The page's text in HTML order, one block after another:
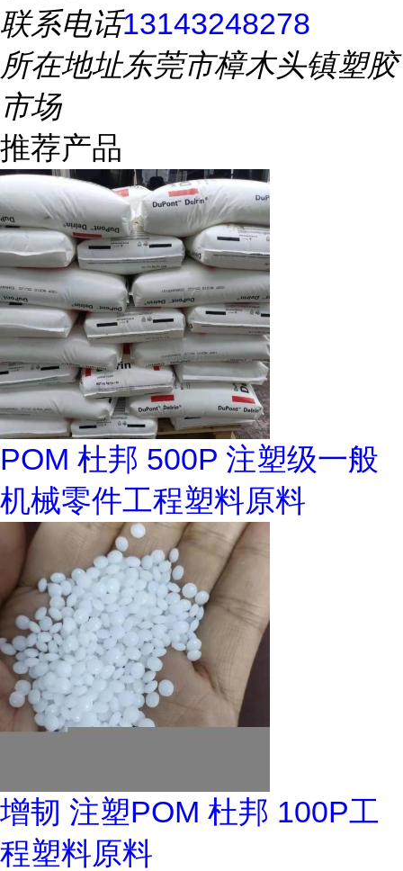
联系电话13143248278
所在地址东莞市樟木头镇塑胶
市场
推荐产品
POM 杜邦 500P 注塑级一般
机械零件工程塑料原料
增韧 注塑POM 杜邦 100P工
程塑料原料